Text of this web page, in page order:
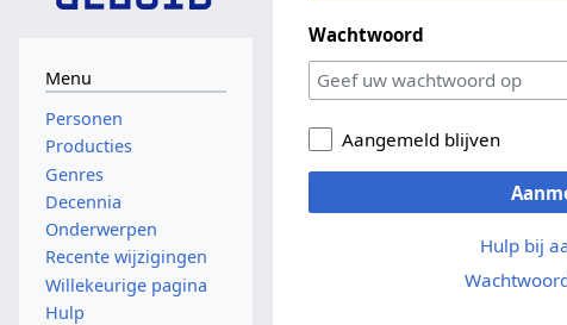
Wachtwoord
Aangemeld blijven
Hulp bij
Menu
Personen
Producties
Genres
Decennia
Onderwerpen
Recente wijzigingen
Willekeurige pagina
Hulp